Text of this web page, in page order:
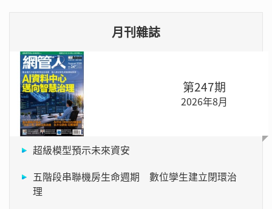
月刊雜誌
第247期
2026年8月
超級模型預示未來資安
五階段串聯機房生命週期 數位孿生建立閉環治
理